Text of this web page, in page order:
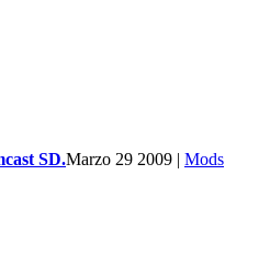
SD.Marzo 29 2009 | Mods